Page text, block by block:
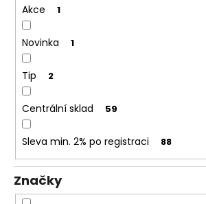
Akce 1
Novinka 1
Tip 2
Centrální sklad 59
Sleva min. 2% po registraci 88
Značky
u
m
ASPIRE
BVC
ŽHAVÍCÍ
1,8OHM
43
Kč